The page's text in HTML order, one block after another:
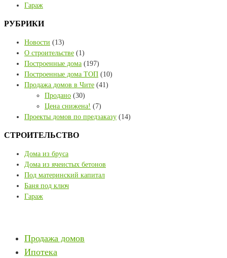
Гараж
РУБРИКИ
Новости (13)
О строительстве (1)
Построенные дома (197)
Построенные дома ТОП (10)
Продажа домов в Чите (41)
Продано (30)
Цена снижена! (7)
Проекты домов по предзаказу (14)
СТРОИТЕЛЬСТВО
Дома из бруса
Дома из ячеистых бетонов
Под материнский капитал
Баня под ключ
Гараж
Продажа домов
Ипотека